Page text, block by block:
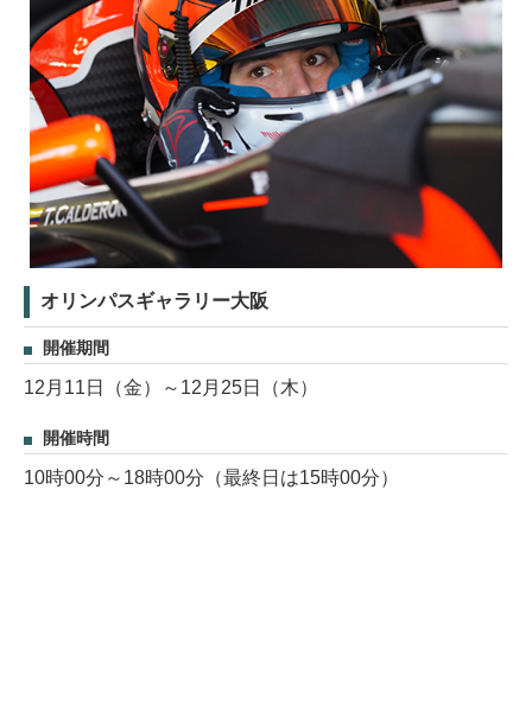
オリンパスギャラリー大阪
開催期間
12月11日（金）～12月25日（木）
開催時間
10時00分～18時00分（最終日は15時00分）